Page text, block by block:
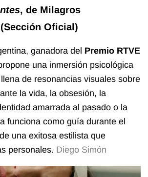
, de Milagros
Oficial)
ganadora del Premio RTVE
una inmersión psicológica
de resonancias visuales sobre
la vida, la obsesión, la
amarrada al pasado o la
funciona como guía durante el
una exitosa estilista que
personales. Diego Simón